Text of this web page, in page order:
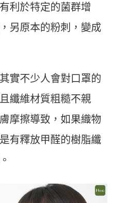
利於特定的菌群增
另原本的粉刺，變成
其實不少人會對口罩的
且纖維材質粗糙不親
摩擦導致，如果織物
有釋放甲醛的樹脂纖